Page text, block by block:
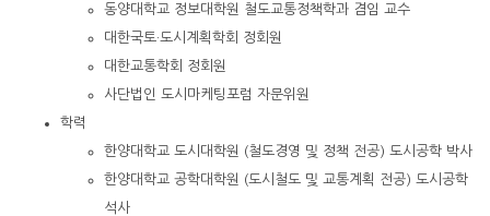
동양대학교 정보대학원 철도교통정책학과 겸임 교수
대한국토·도시계획학회 정회원
대한교통학회 정회원
사단법인 도시마케팅포럼 자문위원
학력
한양대학교 도시대학원 (철도경영 및 정책 전공) 도시공학 박사
한양대학교 공학대학원 (도시철도 및 교통계획 전공) 도시공학
석사